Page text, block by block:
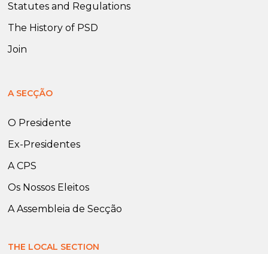
Statutes and Regulations
The History of PSD
Join
A SECÇÃO
O Presidente
Ex-Presidentes
A CPS
Os Nossos Eleitos
A Assembleia de Secção
THE LOCAL SECTION